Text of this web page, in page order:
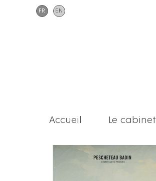
FR EN
Accueil Le cabinet